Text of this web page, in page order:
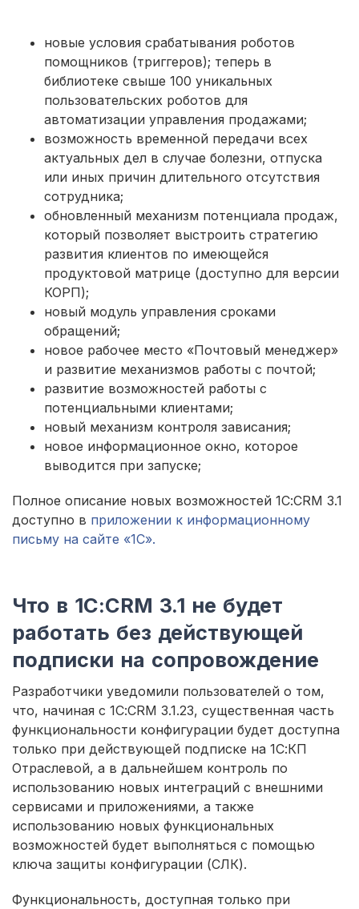
новые условия срабатывания роботов
помощников (триггеров); теперь в
библиотеке свыше 100 уникальных
пользовательских роботов для
автоматизации управления продажами;
возможность временной передачи всех
актуальных дел в случае болезни, отпуска
или иных причин длительного отсутствия
сотрудника;
обновленный механизм потенциала продаж,
который позволяет выстроить стратегию
развития клиентов по имеющейся
продуктовой матрице (доступно для версии
КОРП);
новый модуль управления сроками
обращений;
новое рабочее место «Почтовый менеджер»
и развитие механизмов работы с почтой;
развитие возможностей работы с
потенциальными клиентами;
новый механизм контроля зависания;
новое информационное окно, которое
выводится при запуске;
Полное описание новых возможностей 1С:CRM 3.1
доступно в приложении к информационному
письму на сайте «1С».
Что в 1С:CRM 3.1 не будет
работать без действующей
подписки на сопровождение
Разработчики уведомили пользователей о том,
что, начиная с 1С:CRM 3.1.23, существенная часть
функциональности конфигурации будет доступна
только при действующей подписке на 1С:КП
Отраслевой, а в дальнейшем контроль по
использованию новых интеграций с внешними
сервисами и приложениями, а также
использованию новых функциональных
возможностей будет выполняться с помощью
ключа защиты конфигурации (СЛК).
Функциональность, доступная только при